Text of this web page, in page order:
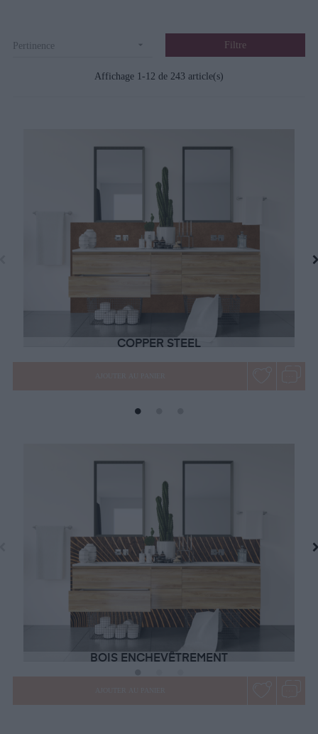
Pertinence  Filtre
Affichage 1-12 de 243 article(s)
COPPER STEEL
BOIS ENCHEVÊTREMENT